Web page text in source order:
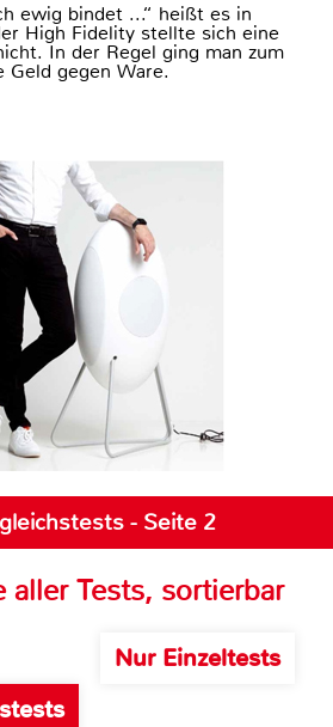
ewig bindet ...“ heißt es in
High Fidelity stellte sich eine
In der Regel ging man zum
Geld gegen Ware.
- Seite 2
aller Tests, sortierbar
Nur Einzeltests